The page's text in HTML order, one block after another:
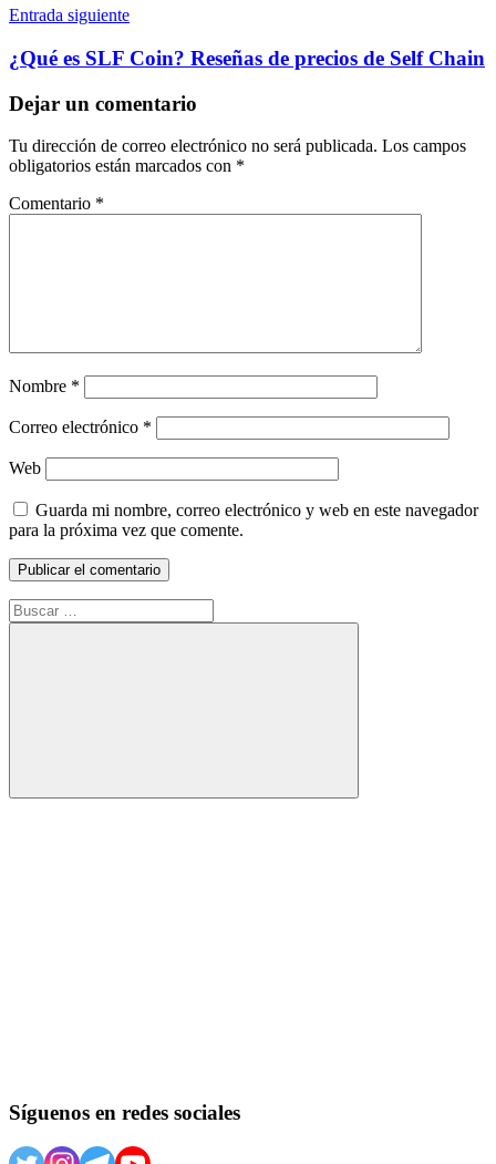
Entrada siguiente
¿Qué es SLF Coin? Reseñas de precios de Self Chain
Dejar un comentario
Tu dirección de correo electrónico no será publicada. Los campos
obligatorios están marcados con *
Comentario *
Nombre *
Correo electrónico *
Web
Guarda mi nombre, correo electrónico y web en este navegador
para la próxima vez que comente.
Buscar:
Buscar
Síguenos en redes sociales